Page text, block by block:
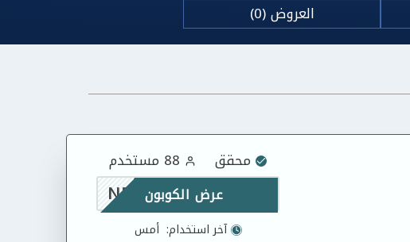
العروض (0)
محقق
NF عرض الكوبون
آخر استخدام: أمس